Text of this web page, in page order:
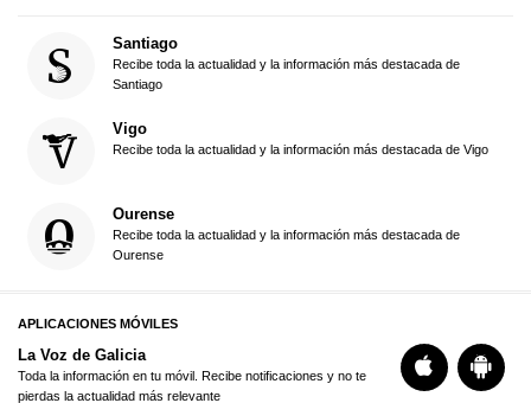
Santiago
Recibe toda la actualidad y la información más destacada de
Santiago
Vigo
Recibe toda la actualidad y la información más destacada de Vigo
Ourense
Recibe toda la actualidad y la información más destacada de
Ourense
APLICACIONES MÓVILES
La Voz de Galicia
Toda la información en tu móvil. Recibe notificaciones y no te
pierdas la actualidad más relevante